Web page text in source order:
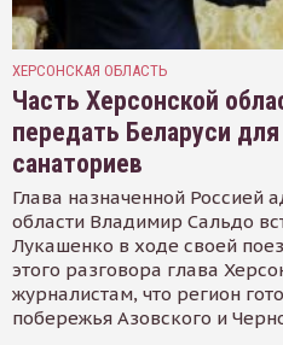
ХЕРСОНСКАЯ ОБЛАСТЬ
Часть Херсонской
передать Беларуси
санаториев
Глава назначенной Россией
области Владимир Сальдо
Лукашенко в ходе своей
этого разговора глава
журналистам, что регион
побережья Азовского и